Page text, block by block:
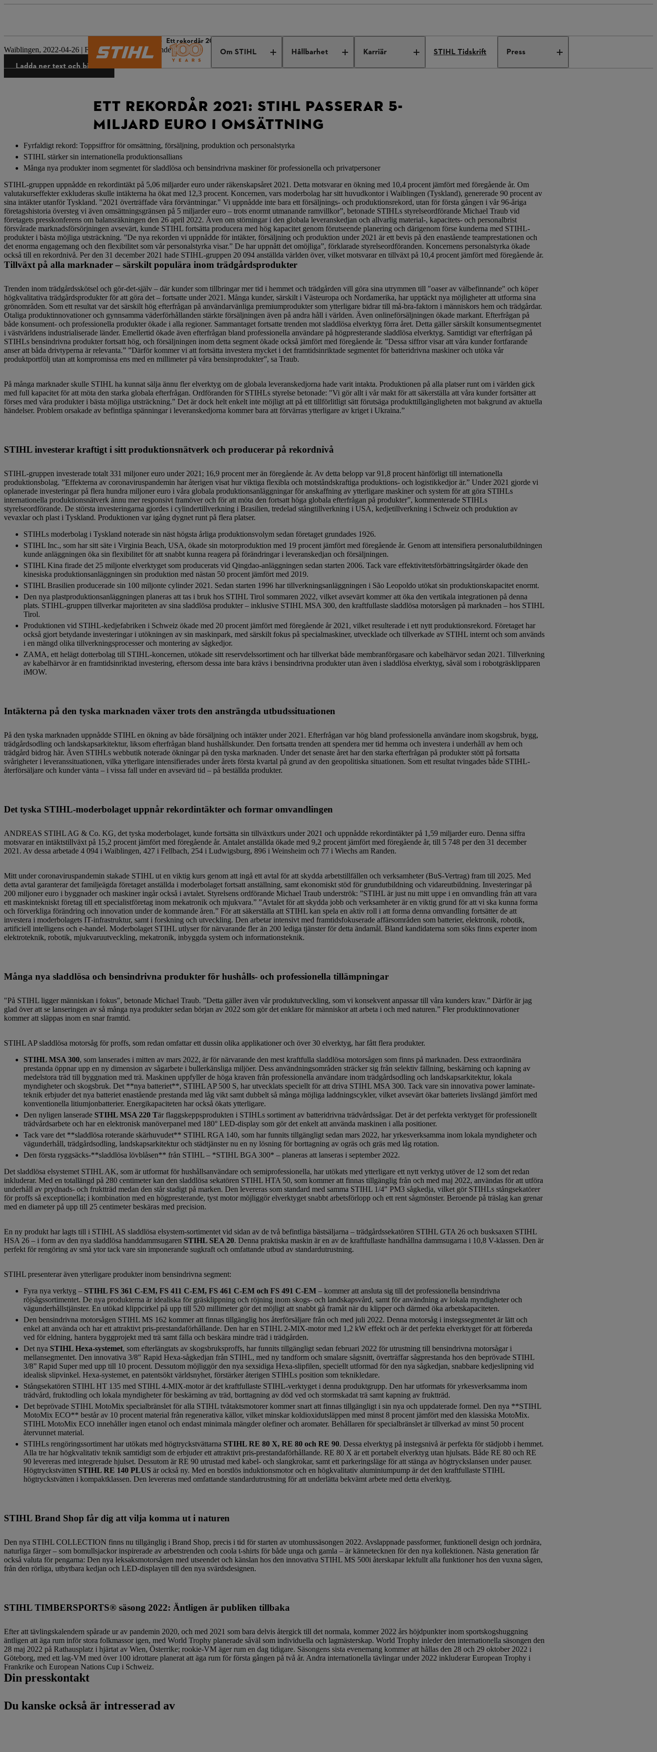
Om STIHL Hållbarhet Karriär STIHL Tidskrift Press
Ett rekordår 2021: STIHL passerar 5-miljard euro i omsättning
Waiblingen, 2022-04-26 | Företagets pressmeddelande
Ladda ner text och bilder
ETT REKORDÅR 2021: STIHL PASSERAR 5-
MILJARD EURO I OMSÄTTNING
Fyrfaldigt rekord: Toppsiffror för omsättning, försäljning, produktion och personalstyrka
STIHL stärker sin internationella produktionsallians
Många nya produkter inom segmentet för sladdlösa och bensindrivna maskiner för professionella och privatpersoner
STIHL-gruppen uppnådde en rekordintäkt på 5,06 miljarder euro under räkenskapsåret 2021. Detta motsvarar en ökning med 10,4 procent jämfört med föregående år. Om
valutakurseffekter exkluderas skulle intäkterna ha ökat med 12,3 procent. Koncernen, vars moderbolag har sitt huvudkontor i Waiblingen (Tyskland), genererade 90 procent av
sina intäkter utanför Tyskland. "2021 överträffade våra förväntningar." Vi uppnådde inte bara ett försäljnings- och produktionsrekord, utan för första gången i vår 96-åriga
företagshistoria översteg vi även omsättningsgränsen på 5 miljarder euro – trots enormt utmanande ramvillkor”, betonade STIHLs styrelseordförande Michael Traub vid
företagets presskonferens om balansräkningen den 26 april 2022. Även om störningar i den globala leveranskedjan och allvarlig material-, kapacitets- och personalbrist
försvårade marknadsförsörjningen avsevärt, kunde STIHL fortsätta producera med hög kapacitet genom förutseende planering och därigenom förse kunderna med STIHL-
produkter i bästa möjliga utsträckning. ”De nya rekorden vi uppnådde för intäkter, försäljning och produktion under 2021 är ett bevis på den enastående teamprestationen och
det enorma engagemang och den flexibilitet som vår personalstyrka visar.” De har uppnått det omöjliga”, förklarade styrelseordföranden. Koncernens personalstyrka ökade
också till en rekordnivå. Per den 31 december 2021 hade STIHL-gruppen 20 094 anställda världen över, vilket motsvarar en tillväxt på 10,4 procent jämfört med föregående år.
Tillväxt på alla marknader – särskilt populära inom trädgårdsprodukter
Trenden inom trädgårdsskötsel och gör-det-själv – där kunder som tillbringar mer tid i hemmet och trädgården vill göra sina utrymmen till "oaser av välbefinnande" och köper
högkvalitativa trädgårdsprodukter för att göra det – fortsatte under 2021. Många kunder, särskilt i Västeuropa och Nordamerika, har upptäckt nya möjligheter att utforma sina
grönområden. Som ett resultat var det särskilt hög efterfrågan på användarvänliga premiumprodukter som ytterligare bidrar till må-bra-faktorn i människors hem och trädgårdar.
Otaliga produktinnovationer och gynnsamma väderförhållanden stärkte försäljningen även på andra håll i världen. Även onlineförsäljningen ökade markant. Efterfrågan på
både konsument- och professionella produkter ökade i alla regioner. Sammantaget fortsatte trenden mot sladdlösa elverktyg förra året. Detta gäller särskilt konsumentsegmentet
i västvärldens industrialiserade länder. Emellertid ökade även efterfrågan bland professionella användare på högpresterande sladdlösa elverktyg. Samtidigt var efterfrågan på
STIHLs bensindrivna produkter fortsatt hög, och försäljningen inom detta segment ökade också jämfört med föregående år. ”Dessa siffror visar att våra kunder fortfarande
anser att båda drivtyperna är relevanta.” ”Därför kommer vi att fortsätta investera mycket i det framtidsinriktade segmentet för batteridrivna maskiner och utöka vår
produktportfölj utan att kompromissa ens med en millimeter på våra bensinprodukter”, sa Traub.
På många marknader skulle STIHL ha kunnat sälja ännu fler elverktyg om de globala leveranskedjorna hade varit intakta. Produktionen på alla platser runt om i världen gick
med full kapacitet för att möta den starka globala efterfrågan. Ordföranden för STIHLs styrelse betonade: "Vi gör allt i vår makt för att säkerställa att våra kunder fortsätter att
förses med våra produkter i bästa möjliga utsträckning." Det är dock helt enkelt inte möjligt att på ett tillförlitligt sätt förutsäga produkttillgängligheten mot bakgrund av aktuella
händelser. Problem orsakade av befintliga spänningar i leveranskedjorna kommer bara att förvärras ytterligare av kriget i Ukraina.”
STIHL investerar kraftigt i sitt produktionsnätverk och producerar på rekordnivå
STIHL-gruppen investerade totalt 331 miljoner euro under 2021; 16,9 procent mer än föregående år. Av detta belopp var 91,8 procent hänförligt till internationella
produktionsbolag. ”Effekterna av coronaviruspandemin har återigen visat hur viktiga flexibla och motståndskraftiga produktions- och logistikkedjor är.” Under 2021 gjorde vi
oplanerade investeringar på flera hundra miljoner euro i våra globala produktionsanläggningar för anskaffning av ytterligare maskiner och system för att göra STIHLs
internationella produktionsnätverk ännu mer responsivt framöver och för att möta den fortsatt höga globala efterfrågan på produkter”, kommenterade STIHLs
styrelseordförande. De största investeringarna gjordes i cylindertillverkning i Brasilien, tredelad stångtillverkning i USA, kedjetillverkning i Schweiz och produktion av
vevaxlar och plast i Tyskland. Produktionen var igång dygnet runt på flera platser.
STIHLs moderbolag i Tyskland noterade sin näst högsta årliga produktionsvolym sedan företaget grundades 1926.
STIHL Inc., som har sitt säte i Virginia Beach, USA, ökade sin motorproduktion med 19 procent jämfört med föregående år. Genom att intensifiera personalutbildningen
kunde anläggningen öka sin flexibilitet för att snabbt kunna reagera på förändringar i leveranskedjan och försäljningen.
STIHL Kina firade det 25 miljonte elverktyget som producerats vid Qingdao-anläggningen sedan starten 2006. Tack vare effektivitetsförbättringsåtgärder ökade den
kinesiska produktionsanläggningen sin produktion med nästan 50 procent jämfört med 2019.
STIHL Brasilien producerade sin 100 miljonte cylinder 2021. Sedan starten 1996 har tillverkningsanläggningen i São Leopoldo utökat sin produktionskapacitet enormt.
Den nya plastproduktionsanläggningen planeras att tas i bruk hos STIHL Tirol sommaren 2022, vilket avsevärt kommer att öka den vertikala integrationen på denna
plats. STIHL-gruppen tillverkar majoriteten av sina sladdlösa produkter – inklusive STIHL MSA 300, den kraftfullaste sladdlösa motorsågen på marknaden – hos STIHL
Tirol.
Produktionen vid STIHL-kedjefabriken i Schweiz ökade med 20 procent jämfört med föregående år 2021, vilket resulterade i ett nytt produktionsrekord. Företaget har
också gjort betydande investeringar i utökningen av sin maskinpark, med särskilt fokus på specialmaskiner, utvecklade och tillverkade av STIHL internt och som används
i en mängd olika tillverkningsprocesser och montering av sågkedjor.
ZAMA, ett helägt dotterbolag till STIHL-koncernen, utökade sitt reservdelssortiment och har tillverkat både membranförgasare och kabelhärvor sedan 2021. Tillverkning
av kabelhärvor är en framtidsinriktad investering, eftersom dessa inte bara krävs i bensindrivna produkter utan även i sladdlösa elverktyg, såväl som i robotgräsklipparen
iMOW.
Intäkterna på den tyska marknaden växer trots den ansträngda utbudssituationen
På den tyska marknaden uppnådde STIHL en ökning av både försäljning och intäkter under 2021. Efterfrågan var hög bland professionella användare inom skogsbruk, bygg,
trädgårdsodling och landskapsarkitektur, liksom efterfrågan bland hushållskunder. Den fortsatta trenden att spendera mer tid hemma och investera i underhåll av hem och
trädgård bidrog här. Även STIHLs webbutik noterade ökningar på den tyska marknaden. Under det senaste året har den starka efterfrågan på produkter stött på fortsatta
svårigheter i leveranssituationen, vilka ytterligare intensifierades under årets första kvartal på grund av den geopolitiska situationen. Som ett resultat tvingades både STIHL-
återförsäljare och kunder vänta – i vissa fall under en avsevärd tid – på beställda produkter.
Det tyska STIHL-moderbolaget uppnår rekordintäkter och formar omvandlingen
ANDREAS STIHL AG & Co. KG, det tyska moderbolaget, kunde fortsätta sin tillväxtkurs under 2021 och uppnådde rekordintäkter på 1,59 miljarder euro. Denna siffra
motsvarar en intäktstillväxt på 15,2 procent jämfört med föregående år. Antalet anställda ökade med 9,2 procent jämfört med föregående år, till 5 748 per den 31 december
2021. Av dessa arbetade 4 094 i Waiblingen, 427 i Fellbach, 254 i Ludwigsburg, 896 i Weinsheim och 77 i Wiechs am Randen.
Mitt under coronaviruspandemin stakade STIHL ut en viktig kurs genom att ingå ett avtal för att skydda arbetstillfällen och verksamheter (BuS-Vertrag) fram till 2025. Med
detta avtal garanterar det familjeägda företaget anställda i moderbolaget fortsatt anställning, samt ekonomiskt stöd för grundutbildning och vidareutbildning. Investeringar på
200 miljoner euro i byggnader och maskiner ingår också i avtalet. Styrelsens ordförande Michael Traub underströk: ”STIHL är just nu mitt uppe i en omvandling från att vara
ett maskintekniskt företag till ett specialistföretag inom mekatronik och mjukvara.” ”Avtalet för att skydda jobb och verksamheter är en viktig grund för att vi ska kunna forma
och förverkliga förändring och innovation under de kommande åren.” För att säkerställa att STIHL kan spela en aktiv roll i att forma denna omvandling fortsätter de att
investera i moderbolagets IT-infrastruktur, samt i forskning och utveckling. Den arbetar intensivt med framtidsfokuserade affärsområden som batterier, elektronik, robotik,
artificiell intelligens och e-handel. Moderbolaget STIHL utlyser för närvarande fler än 200 lediga tjänster för detta ändamål. Bland kandidaterna som söks finns experter inom
elektroteknik, robotik, mjukvaruutveckling, mekatronik, inbyggda system och informationsteknik.
Många nya sladdlösa och bensindrivna produkter för hushålls- och professionella tillämpningar
"På STIHL ligger människan i fokus", betonade Michael Traub. ”Detta gäller även vår produktutveckling, som vi konsekvent anpassar till våra kunders krav.” Därför är jag
glad över att se lanseringen av så många nya produkter sedan början av 2022 som gör det enklare för människor att arbeta i och med naturen.” Fler produktinnovationer
kommer att släppas inom en snar framtid.
STIHL AP sladdlösa motorsåg för proffs, som redan omfattar ett dussin olika applikationer och över 30 elverktyg, har fått flera produkter.
STIHL MSA 300, som lanserades i mitten av mars 2022, är för närvarande den mest kraftfulla sladdlösa motorsågen som finns på marknaden. Dess extraordinära
prestanda öppnar upp en ny dimension av sågarbete i bullerkänsliga miljöer. Dess användningsområden sträcker sig från selektiv fällning, beskärning och kapning av
medelstora träd till byggnation med trä. Maskinen uppfyller de höga kraven från professionella användare inom trädgårdsodling och landskapsarkitektur, lokala
myndigheter och skogsbruk. Det **nya batteriet**, STIHL AP 500 S, har utvecklats speciellt för att driva STIHL MSA 300. Tack vare sin innovativa power laminate-
teknik erbjuder det nya batteriet enastående prestanda med låg vikt samt dubbelt så många möjliga laddningscykler, vilket avsevärt ökar batteriets livslängd jämfört med
konventionella litiumjonbatterier. Energikapaciteten har också ökats ytterligare.
Den nyligen lanserade STIHL MSA 220 Tär flaggskeppsprodukten i STIHLs sortiment av batteridrivna trädvårdssågar. Det är det perfekta verktyget för professionellt
trädvårdsarbete och har en elektronisk manöverpanel med 180° LED-display som gör det enkelt att använda maskinen i alla positioner.
Tack vare det **sladdlösa roterande skärhuvudet** STIHL RGA 140, som har funnits tillgängligt sedan mars 2022, har yrkesverksamma inom lokala myndigheter och
vägunderhåll, trädgårdsodling, landskapsarkitektur och städtjänster nu en ny lösning för borttagning av ogräs och gräs med låg rotation.
Den första ryggsäcks-**sladdlösa lövblåsen** från STIHL – *STIHL BGA 300* – planeras att lanseras i september 2022.
Det sladdlösa elsystemet STIHL AK, som är utformat för hushållsanvändare och semiprofessionella, har utökats med ytterligare ett nytt verktyg utöver de 12 som det redan
inkluderar. Med en totallängd på 280 centimeter kan den sladdlösa sekatören STIHL HTA 50, som kommer att finnas tillgänglig från och med maj 2022, användas för att utföra
underhåll av prydnads- och fruktträd medan den står stadigt på marken. Den levereras som standard med samma STIHL 1/4" PM3 sågkedja, vilket gör STIHLs stångsekatörer
för proffs så exceptionella; i kombination med en högpresterande, tyst motor möjliggör elverktyget snabbt arbetsförlopp och ett rent sågmönster. Beroende på träslag kan grenar
med en diameter på upp till 25 centimeter beskäras med precision.
En ny produkt har lagts till i STIHL AS sladdlösa elsystem-sortimentet vid sidan av de två befintliga bästsäljarna – trädgårdssekatören STIHL GTA 26 och busksaxen STIHL
HSA 26 – i form av den nya sladdlösa handdammsugaren STIHL SEA 20. Denna praktiska maskin är en av de kraftfullaste handhållna dammsugarna i 10,8 V-klassen. Den är
perfekt för rengöring av små ytor tack vare sin imponerande sugkraft och omfattande utbud av standardutrustning.
STIHL presenterar även ytterligare produkter inom bensindrivna segment:
Fyra nya verktyg – STIHL FS 361 C-EM, FS 411 C-EM, FS 461 C-EM och FS 491 C-EM – kommer att ansluta sig till det professionella bensindrivna
röjsågssortimentet. De nya produkterna är idealiska för gräsklippning och röjning inom skogs- och landskapsvård, samt för användning av lokala myndigheter och
vägunderhållstjänster. En utökad klippcirkel på upp till 520 millimeter gör det möjligt att snabbt gå framåt när du klipper och därmed öka arbetskapaciteten.
Den bensindrivna motorsågen STIHL MS 162 kommer att finnas tillgänglig hos återförsäljare från och med juli 2022. Denna motorsåg i instegssegmentet är lätt och
enkel att använda och har ett attraktivt pris-prestandaförhållande. Den har en STIHL 2-MIX-motor med 1,2 kW effekt och är det perfekta elverktyget för att förbereda
ved för eldning, hantera byggprojekt med trä samt fälla och beskära mindre träd i trädgården.
Det nya STIHL Hexa-systemet, som efterlängtats av skogsbruksproffs, har funnits tillgängligt sedan februari 2022 för utrustning till bensindrivna motorsågar i
mellansegmentet. Den innovativa 3/8" Rapid Hexa-sågkedjan från STIHL, med ny tandform och smalare sågsnitt, överträffar sågprestanda hos den beprövade STIHL
3/8” Rapid Super med upp till 10 procent. Dessutom möjliggör den nya sexsidiga Hexa-slipfilen, speciellt utformad för den nya sågkedjan, snabbare kedjeslipning vid
idealisk slipvinkel. Hexa-systemet, en patentsökt världsnyhet, förstärker återigen STIHLs position som teknikledare.
Stångsekatören STIHL HT 135 med STIHL 4-MIX-motor är det kraftfullaste STIHL-verktyget i denna produktgrupp. Den har utformats för yrkesverksamma inom
trädvård, fruktodling och lokala myndigheter för beskärning av träd, borttagning av död ved och stormskadat trä samt kapning av fruktträd.
Det beprövade STIHL MotoMix specialbränslet för alla STIHL tvåtaktsmotorer kommer snart att finnas tillgängligt i sin nya och uppdaterade formel. Den nya **STIHL
MotoMix ECO** består av 10 procent material från regenerativa källor, vilket minskar koldioxidutsläppen med minst 8 procent jämfört med den klassiska MotoMix.
STIHL MotoMix ECO innehåller ingen etanol och endast minimala mängder olefiner och aromater. Behållaren för specialbränslet är tillverkad av minst 50 procent
återvunnet material.
STIHLs rengöringssortiment har utökats med högtryckstvättarna STIHL RE 80 X, RE 80 och RE 90. Dessa elverktyg på instegsnivå är perfekta för städjobb i hemmet.
Alla tre har högkvalitativ teknik samtidigt som de erbjuder ett attraktivt pris-prestandaförhållande. RE 80 X är ett portabelt elverktyg utan hjulsats. Både RE 80 och RE
90 levereras med integrerade hjulset. Dessutom är RE 90 utrustad med kabel- och slangkrokar, samt ett parkeringsläge för att stänga av högtryckslansen under pauser.
Högtryckstvätten STIHL RE 140 PLUS är också ny. Med en borstlös induktionsmotor och en högkvalitativ aluminiumpump är det den kraftfullaste STIHL
högtryckstvätten i kompaktklassen. Den levereras med omfattande standardutrustning för att underlätta bekvämt arbete med detta elverktyg.
STIHL Brand Shop får dig att vilja komma ut i naturen
Den nya STIHL COLLECTION finns nu tillgänglig i Brand Shop, precis i tid för starten av utomhussäsongen 2022. Avslappnade passformer, funktionell design och jordnära,
naturliga färger – som bomullsjackor inspirerade av arbetstrenden och coola t-shirts för både unga och gamla – är kännetecknen för den nya kollektionen. Nästa generation får
också valuta för pengarna: Den nya leksaksmotorsågen med utseendet och känslan hos den innovativa STIHL MS 500i återskapar lekfullt alla funktioner hos den vuxna sågen,
från den rörliga, utbytbara kedjan och LED-displayen till den nya svärdsdesignen.
STIHL TIMBERSPORTS® säsong 2022: Äntligen är publiken tillbaka
Efter att tävlingskalendern spårade ur av pandemin 2020, och med 2021 som bara delvis återgick till det normala, kommer 2022 års höjdpunkter inom sportskogshuggning
äntligen att äga rum inför stora folkmassor igen, med World Trophy planerade såväl som individuella och lagmästerskap. World Trophy inleder den internationella säsongen den
28 maj 2022 på Rathausplatz i hjärtat av Wien, Österrike; rookie-VM äger rum en dag tidigare. Säsongens sista evenemang kommer att hållas den 28 och 29 oktober 2022 i
Göteborg, med ett lag-VM med över 100 idrottare planerat att äga rum för första gången på två år. Andra internationella tävlingar under 2022 inkluderar European Trophy i
Frankrike och European Nations Cup i Schweiz.
Din presskontakt
Du kanske också är intresserad av